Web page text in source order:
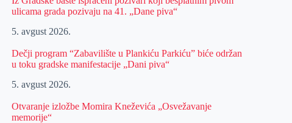
ulicama grada pozivaju na 41. „Dane piva“
5. avgust 2026.
Dečji program “Zabavilište u Plankiću Parkiću” biće održan
u toku gradske manifestacije „Dani piva“
5. avgust 2026.
Otvaranje izložbe Momira Kneževića „Osvežavanje
memorije“